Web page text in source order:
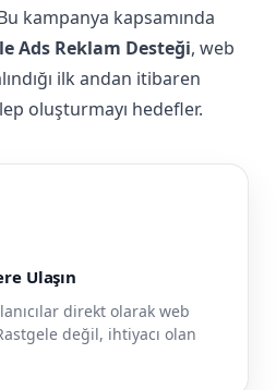
kampanya kapsamında
Ads Reklam Desteği, web
ilk andan itibaren
oluşturmayı hedefler.
Ulaşın
direkt olarak web
değil, ihtiyacı olan